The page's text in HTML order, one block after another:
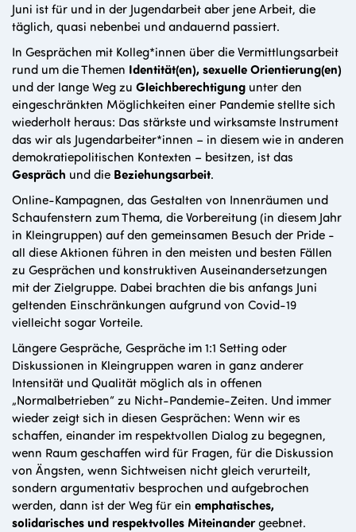
Juni ist für und in der Jugendarbeit aber jene Arbeit, die
täglich, quasi nebenbei und andauernd passiert.
In Gesprächen mit Kolleg*innen über die Vermittlungsarbeit
rund um die Themen Identität(en), sexuelle Orientierung(en)
und der lange Weg zu Gleichberechtigung unter den
eingeschränkten Möglichkeiten einer Pandemie stellte sich
wiederholt heraus: Das stärkste und wirksamste Instrument
das wir als Jugendarbeiter*innen – in diesem wie in anderen
demokratiepolitischen Kontexten – besitzen, ist das
Gespräch und die Beziehungsarbeit.
Online-Kampagnen, das Gestalten von Innenräumen und
Schaufenstern zum Thema, die Vorbereitung (in diesem Jahr
in Kleingruppen) auf den gemeinsamen Besuch der Pride -
all diese Aktionen führen in den meisten und besten Fällen
zu Gesprächen und konstruktiven Auseinandersetzungen
mit der Zielgruppe. Dabei brachten die bis anfangs Juni
geltenden Einschränkungen aufgrund von Covid-19
vielleicht sogar Vorteile.
Längere Gespräche, Gespräche im 1:1 Setting oder
Diskussionen in Kleingruppen waren in ganz anderer
Intensität und Qualität möglich als in offenen
„Normalbetrieben“ zu Nicht-Pandemie-Zeiten. Und immer
wieder zeigt sich in diesen Gesprächen: Wenn wir es
schaffen, einander im respektvollen Dialog zu begegnen,
wenn Raum geschaffen wird für Fragen, für die Diskussion
von Ängsten, wenn Sichtweisen nicht gleich verurteilt,
sondern argumentativ besprochen und aufgebrochen
werden, dann ist der Weg für ein emphatisches,
solidarisches und respektvolles Miteinandergeebnet.